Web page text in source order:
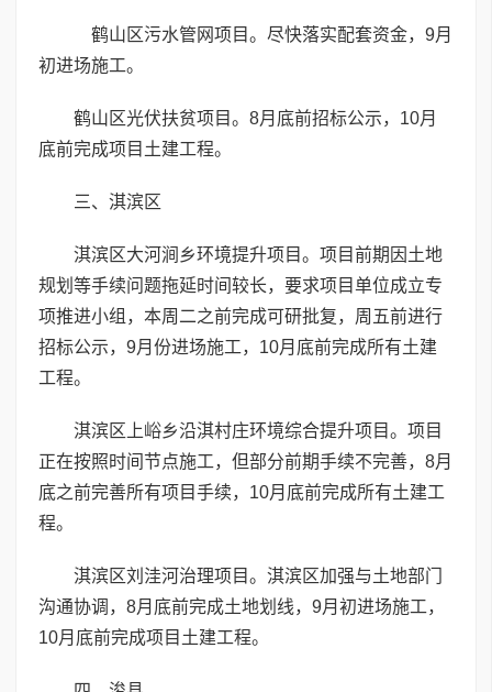
鹤山区污水管网项目。尽快落实配套资金，9月
初进场施工。
鹤山区光伏扶贫项目。8月底前招标公示，10月
底前完成项目土建工程。
三、淇滨区
淇滨区大河涧乡环境提升项目。项目前期因土地
规划等手续问题拖延时间较长，要求项目单位成立专
项推进小组，本周二之前完成可研批复，周五前进行
招标公示，9月份进场施工，10月底前完成所有土建
工程。
淇滨区上峪乡沿淇村庄环境综合提升项目。项目
正在按照时间节点施工，但部分前期手续不完善，8月
底之前完善所有项目手续，10月底前完成所有土建工
程。
淇滨区刘洼河治理项目。淇滨区加强与土地部门
沟通协调，8月底前完成土地划线，9月初进场施工，
10月底前完成项目土建工程。